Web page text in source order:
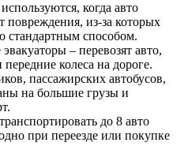
когда авто
повреждения, из-за которых
стандартным способом.
– перевозят авто,
передние колеса на дороге.
пассажирских автобусов,
на большие грузы и
до 8 авто
при переезде или покупке